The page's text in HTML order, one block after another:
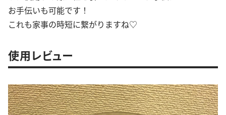
お手伝いも可能です！
これも家事の時短に繋がりますね♡
使用レビュー